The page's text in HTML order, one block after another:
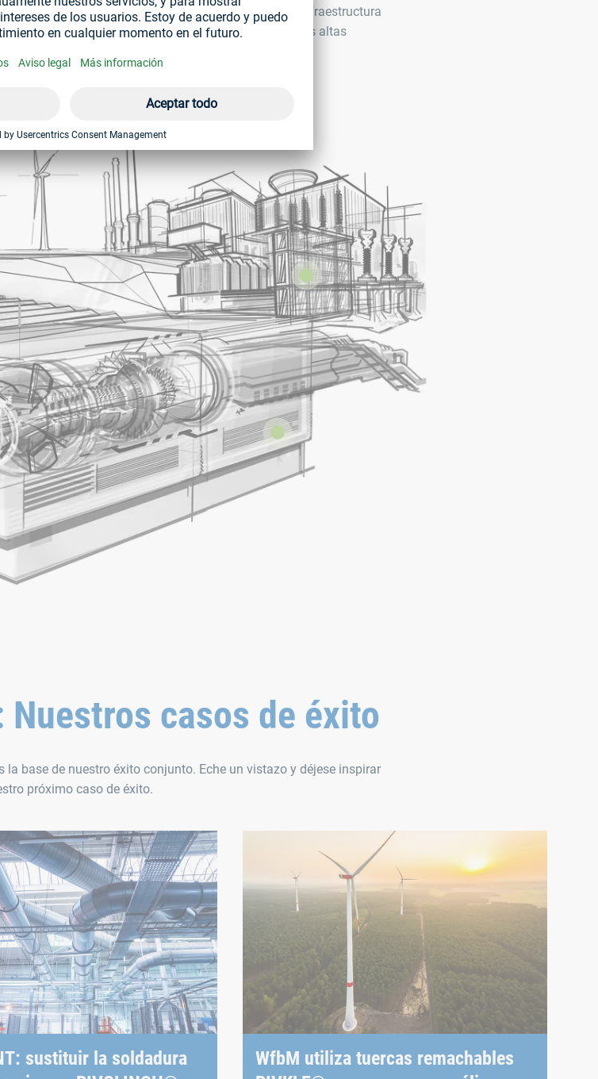
importante. Garantiza la eficiencia y fiabilidad de la infraestructura
requisitos especiales del sector energético, como las altas
las vibraciones.
casos de éxito
base de nuestro éxito conjunto. Eche un vistazo y déjese inspirar
próximo caso de éxito.
sustituir la soldadura
WfbM utiliza tuercas remachables